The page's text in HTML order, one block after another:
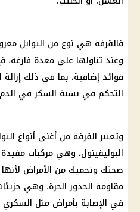
فالقرفة هي نوع من التوابل
وعند تناولها على معدة فارغة،
فوائد إضافية، بما في ذلك
التحكم في نسبة السكر في
وتعتبر القرفة من أغنى أنواع
البوليفينول، وهي مركبات
صحتك وتحميك من الأمراض
مقاومة الجذور الحرة، وهي
في الإصابة بأمراض مثل